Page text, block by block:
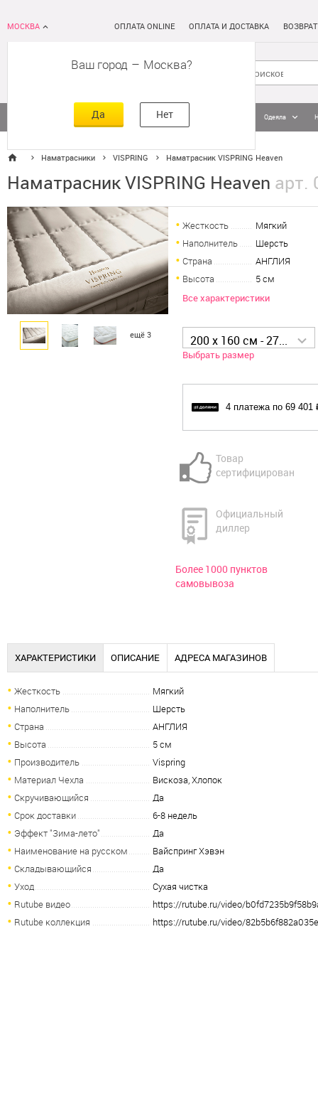
МОСКВА
Ваш город – Москва
Да Нет
ОПЛАТА ONLINE ОПЛАТА И ДОСТАВКА
Кровати Постельное белье Одеяла
Наматрасники VISPRING Наматрасник VISPRING Heaven
Наматрасник VISPRING Heaven арт.
ещё 3
Жесткость
Мягкий
Наполнитель
Шерсть
Страна
АНГЛИЯ
Высота
5 см
Все характеристики
200 x 160 см - 277 605 р
Выбрать размер
4 платежа по 69 401
Товар
сертифицирован
Официальный
диллер
Более 1000 пунктов
самовывоза
ХАРАКТЕРИСТИКИ ОПИСАНИЕ АДРЕСА МАГАЗИНОВ
Жесткость
Мягкий
Наполнитель
Шерсть
Страна
АНГЛИЯ
Высота
5 см
Производитель
Vispring
Материал Чехла
Вискоза, Хлопок
Скручивающийся
Да
Срок доставки
6-8 недель
Эффект "Зима-лето"
Да
Наименование на русском
Вайспринг Хэвэн
Складывающийся
Да
Уход
Сухая чистка
Rutube видео
https://rutube.ru/video/
Rutube коллекция
https://rutube.ru/video/